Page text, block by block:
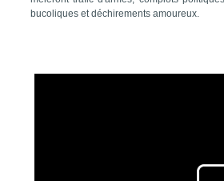
bucoliques et déchirements amoureux.